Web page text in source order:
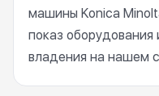
машины Konica
показ
владения на нашем